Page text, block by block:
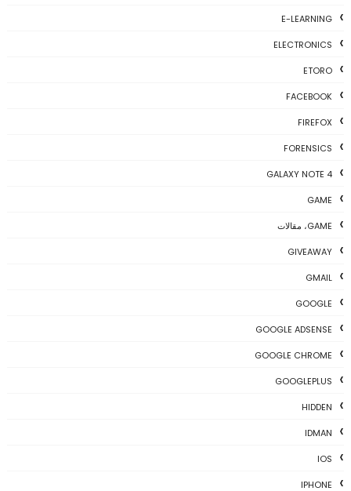
E-LEARNING
ELECTRONICS
ETORO
FACEBOOK
FIREFOX
FORENSICS
GALAXY NOTE 4
GAME
GAME، مقالات
GIVEAWAY
GMAIL
GOOGLE
GOOGLE ADSENSE
GOOGLE CHROME
GOOGLEPLUS
HIDDEN
IDMAN
IOS
IPHONE